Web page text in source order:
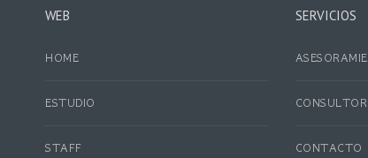
WEB
HOME
ESTUDIO
STAFF
SERVICIOS
CONTACTO